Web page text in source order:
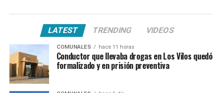
LATEST TRENDING VIDEOS
COMUNALES hace 11 horas
Conductor que llevaba drogas en Los Vilos quedó
formalizado y en prisión preventiva